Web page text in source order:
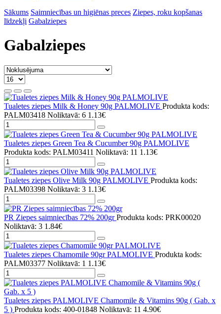
Sākums Saimniecības un higiēnas preces Ziepes, roku kopšanas
līdzekļi Gabalziepes
Gabalziepes
Tualetes ziepes Milk & Honey 90g PALMOLIVE Produkta kods:
PALM03418 Noliktavā: 6 1.13€
Tualetes ziepes Green Tea & Cucumber 90g PALMOLIVE
Produkta kods: PALM03411 Noliktavā: 11 1.13€
Tualetes ziepes Olive Milk 90g PALMOLIVE Produkta kods:
PALM03398 Noliktavā: 3 1.13€
PR Ziepes saimniecības 72% 200gr Produkta kods: PRK00020
Noliktavā: 3 1.84€
Tualetes ziepes Chamomile 90gr PALMOLIVE Produkta kods:
PALM03377 Noliktavā: 1 1.13€
Tualetes ziepes PALMOLIVE Chamomile & Vitamins 90g ( Gab. x
5 ) Produkta kods: 400-01848 Noliktavā: 11 4.90€